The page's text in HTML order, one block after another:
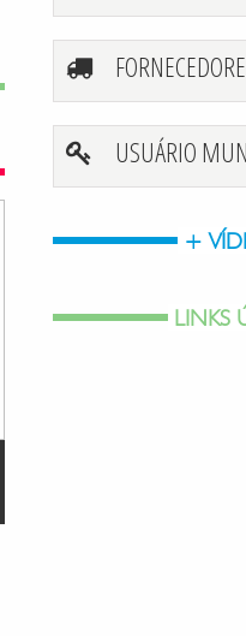
USUÁRIO
+
LINKS